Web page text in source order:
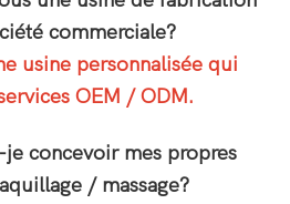
commerciale?
usine personnalisée qui
OEM / ODM.
concevoir mes propres
/ massage?